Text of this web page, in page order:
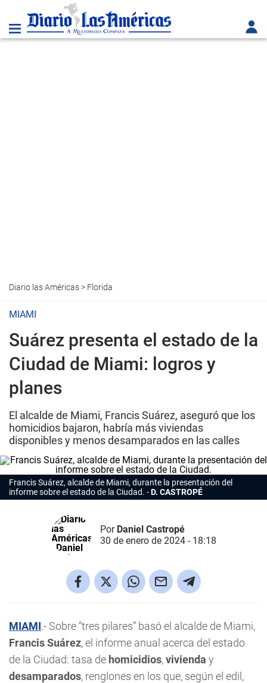
Diario las Américas> Florida
MIAMI
Suárez presenta el estado de la
Ciudad de Miami: logros y
planes
El alcalde de Miami, Francis Suárez, aseguró que los
homicidios bajaron, habría más viviendas
disponibles y menos desamparados en las calles
Francis Suárez, alcalde de Miami, durante la presentación del
informe sobre el estado de la Ciudad.
D. CASTROPÉ
Por Daniel Castropé
30 de enero de 2024 - 18:18
MIAMI.- Sobre “tres pilares” basó el alcalde de Miami,
Francis Suárez, el informe anual acerca del estado
de la Ciudad: tasa de homicidios,vivienda y
desamparados, renglones en los que, según el edil,